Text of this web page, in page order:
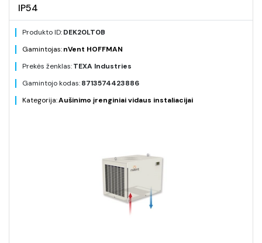
IP54
Produkto ID:DEK20LT0B
Gamintojas:nVent HOFFMAN
Prekės ženklas:TEXA Industries
Gamintojo kodas:8713574423886
Kategorija:Aušinimo įrenginiai vidaus instaliacijai